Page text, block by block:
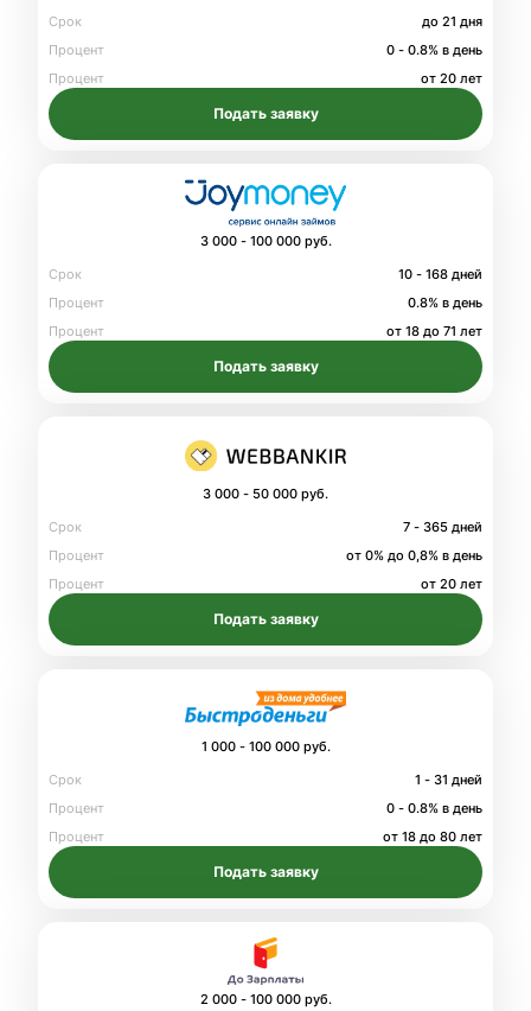
Срок
до 21 дня
Процент
0 - 0.8% в день
Процент
от 20 лет
Подать заявку
3 000 - 100 000 руб.
Срок
10 - 168 дней
Процент
0.8% в день
Процент
от 18 до 71 лет
Подать заявку
3 000 - 50 000 руб.
Срок
7 - 365 дней
Процент
от 0% до 0,8% в день
Процент
от 20 лет
Подать заявку
1 000 - 100 000 руб.
Срок
1 - 31 дней
Процент
0 - 0.8% в день
Процент
от 18 до 80 лет
Подать заявку
2 000 - 100 000 руб.